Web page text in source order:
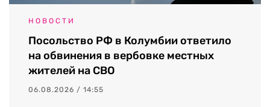
НОВОСТИ
Посольство РФ в Колумбии ответило
на обвинения в вербовке местных
жителей на СВО
06.08.2026 / 14:55